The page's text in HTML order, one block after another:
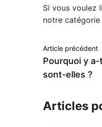
Si vous voulez
notre catégorie
Article précédent
Pourquoi y
sont-elles ?
Articles